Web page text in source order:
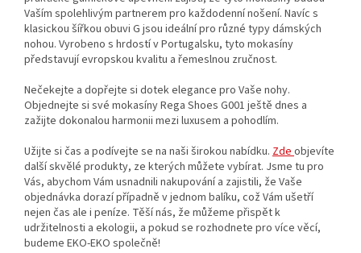
Vaším spolehlivým partnerem pro každodenní nošení. Navíc s
klasickou šířkou obuvi G jsou ideální pro různé typy dámských
nohou. Vyrobeno s hrdostí v Portugalsku, tyto mokasíny
představují evropskou kvalitu a řemeslnou zručnost.
Nečekejte a dopřejte si dotek elegance pro Vaše nohy.
Objednejte si své mokasíny Rega Shoes G001 ještě dnes a
zažijte dokonalou harmonii mezi luxusem a pohodlím.
Užijte si čas a podívejte se na naši širokou nabídku. Zdeobjevíte
další skvělé produkty, ze kterých můžete vybírat. Jsme tu pro
Vás, abychom Vám usnadnili nakupování a zajistili, že Vaše
objednávka dorazí případně v jednom balíku, což Vám ušetří
nejen čas ale i peníze. Těší nás, že můžeme přispět k
udržitelnosti a ekologii, a pokud se rozhodnete pro více věcí,
budeme EKO-EKO společně!